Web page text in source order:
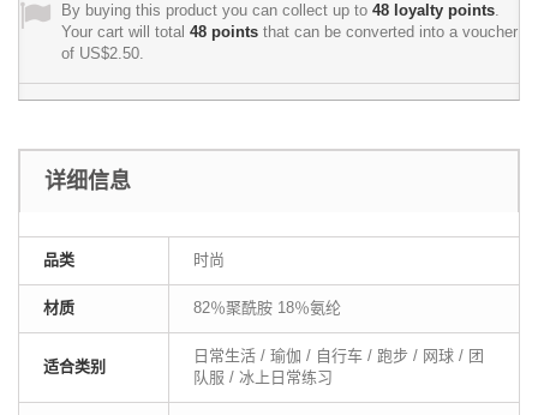
By buying this product you can collect up to 48 loyalty points.
Your cart will total 48 points that can be converted into a voucher
of US$2.50.
详细信息
品类 时尚
材质 82％聚酰胺 18％氨纶
适合类别
日常生活 / 瑜伽 / 自行车 / 跑步 / 网球 / 团
队服 / 冰上日常练习